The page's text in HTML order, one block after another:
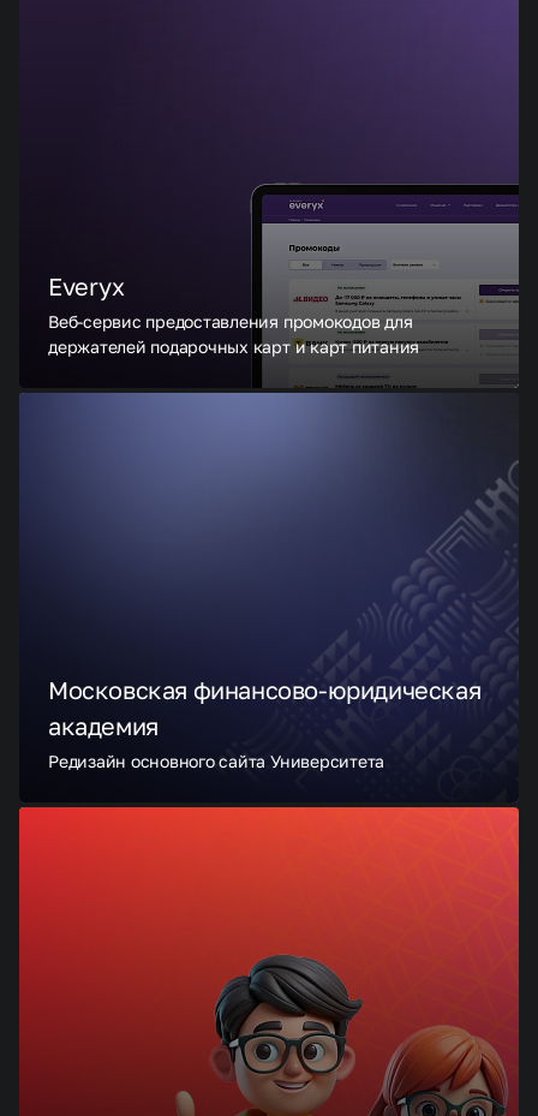
Everyx
Веб-сервис предоставления промокодов для
держателей подарочных карт и карт питания
Московская финансово-юридическая
академия
Редизайн основного сайта Университета